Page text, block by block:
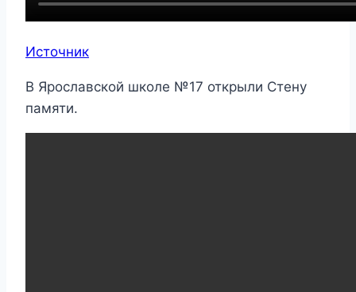
Источник
В Ярославской школе №17 открыли Стену
памяти.